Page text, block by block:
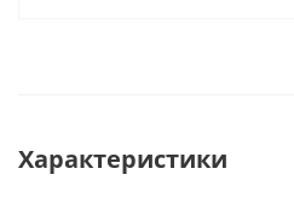
Характеристики